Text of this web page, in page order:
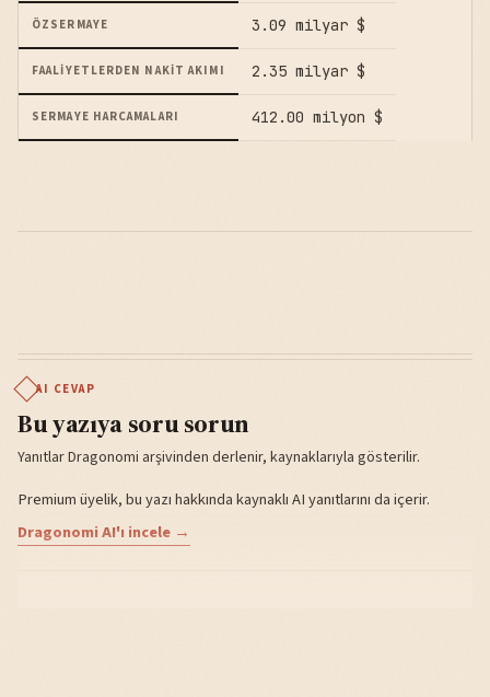
ÖZSERMAYE 3.09 milyar $
FAALIYETLERDEN NAKIT AKIMI 2.35 milyar $
SERMAYE HARCAMALARI 412.00 milyon $
AI CEVAP
Bu yazıya soru sorun
Yanıtlar Dragonomi arşivinden derlenir, kaynaklarıyla gösterilir.
Premium üyelik, bu yazı hakkında kaynaklı AI yanıtlarını da içerir.
Dragonomi AI'ı incele →